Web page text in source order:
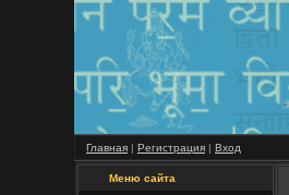
Главная | Регистрация | Вход
Меню сайта